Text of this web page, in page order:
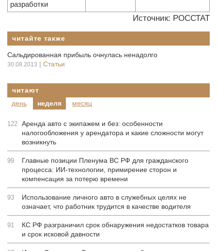
разработки
Источник: РОССТАТ
читайте также
Сальдированная прибыль очнулась ненадолго
30.08.2013 | Статьи
читают
день
неделя месяц
122 Аренда авто с экипажем и без: особенности
налогообложения у арендатора и какие сложности могут
возникнуть
99
Главные позиции Пленума ВС РФ для гражданского
процесса: ИИ-технологии, примирение сторон и
компенсация за потерю времени
93
Использование личного авто в служебных целях не
означает, что работник трудится в качестве водителя
91
КС РФ разграничил срок обнаружения недостатков товара
и срок исковой давности